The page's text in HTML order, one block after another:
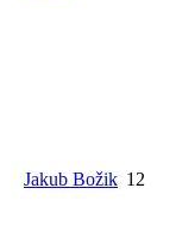
Jakub Božik 12